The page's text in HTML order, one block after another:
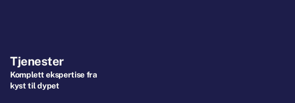
Tjenester
Komplett ekspertise fra
Komplett ekspertise fra
kyst tildypet